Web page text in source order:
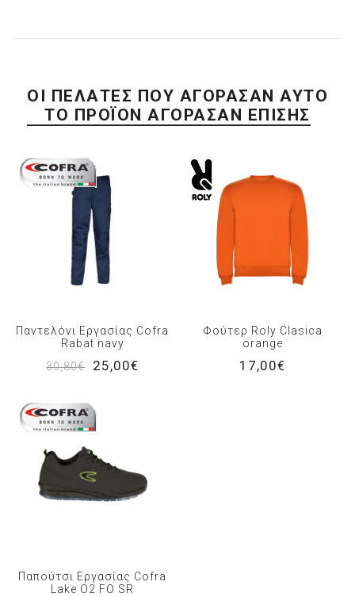
ΟΙ ΠΕΛΆΤΕΣ ΠΟΥ ΑΓΌΡΑΣΑΝ ΑΥΤΌ
ΤΟ ΠΡΟΪΌΝ ΑΓΌΡΑΣΑΝ ΕΠΊΣΗΣ
Παντελόνι Εργασίας Cofra
Rabat navy
30,80€
25,00€
Φούτερ Roly Clasica
orange
17,00€
Παπούτσι Εργασίας Cofra
Lake O2 FO SR